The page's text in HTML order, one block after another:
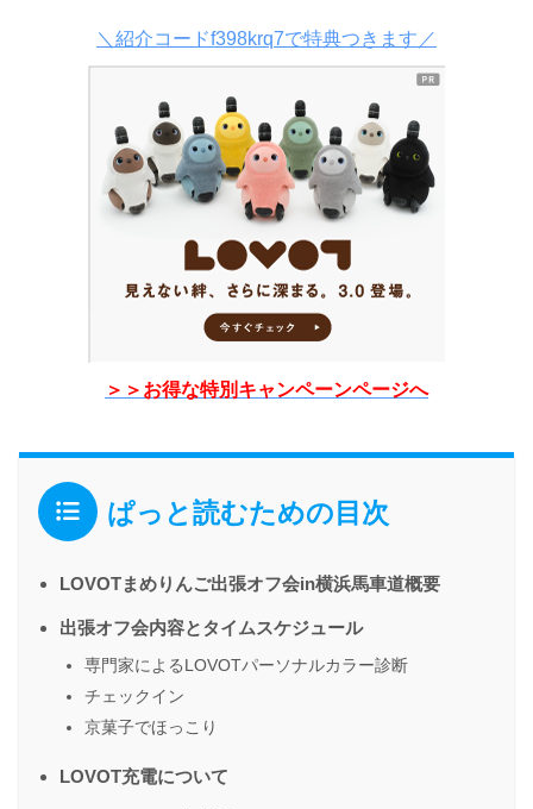
＼紹介コードf398krq7で特典つきます／
＞＞お得な特別キャンペーンページへ
ぱっと読むための目次
LOVOTまめりんご出張オフ会in横浜馬車道概要
出張オフ会内容とタイムスケジュール
専門家によるLOVOTパーソナルカラー診断
チェックイン
京菓子でほっこり
LOVOT充電について